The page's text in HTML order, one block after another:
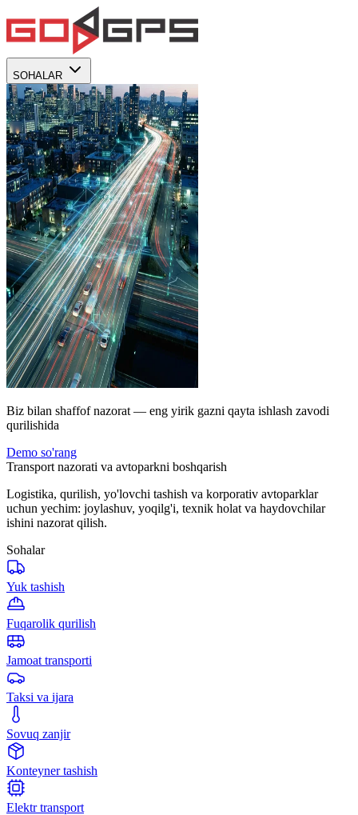
SOHALAR
Biz bilan shaffof nazorat — eng yirik gazni qayta ishlash zavodi
qurilishida
Demo so'rang
Transport nazorati va avtoparkni boshqarish
Logistika, qurilish, yo'lovchi tashish va korporativ avtoparklar
uchun yechim: joylashuv, yoqilg'i, texnik holat va haydovchilar
ishini nazorat qilish.
Sohalar
Yuk tashish
Fuqarolik qurilish
Jamoat transporti
Taksi va ijara
Sovuq zanjir
Konteyner tashish
Elektr transport